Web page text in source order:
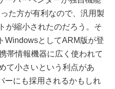
た方が有利なので、汎用製
が縮小されたのだろう。そ
WindowsとしてARM版が登
帯情報機器に広く使われて
て小さいという利点があ
ーにも採用されるかもしれ